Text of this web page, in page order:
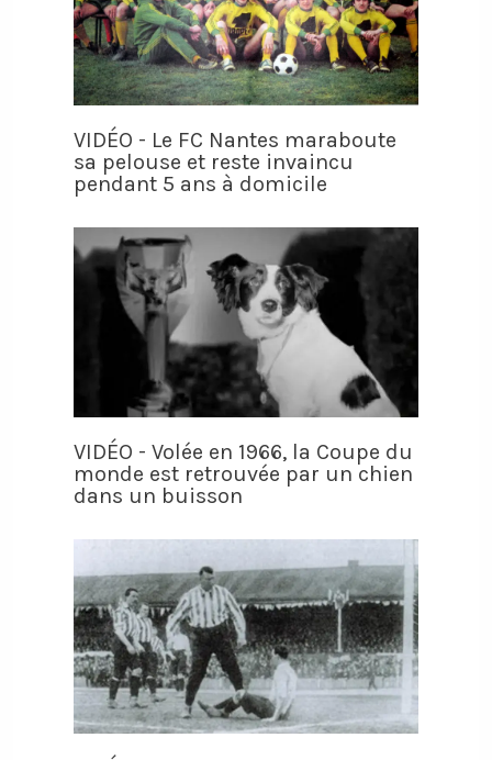
VIDÉO - Le FC Nantes maraboute
sa pelouse et reste invaincu
pendant 5 ans à domicile
VIDÉO - Volée en 1966, la Coupe du
monde est retrouvée par un chien
dans un buisson